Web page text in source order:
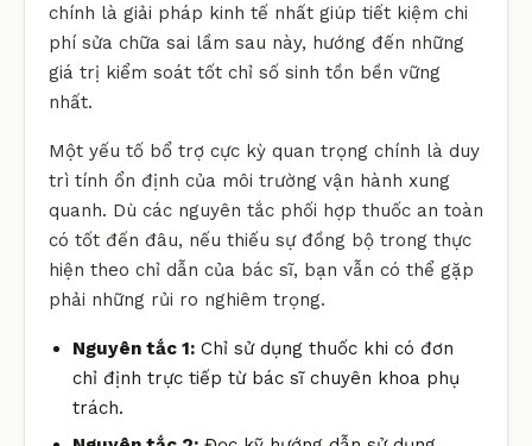
chính là giải pháp kinh tế nhất giúp tiết kiệm chi
phí sửa chữa sai lầm sau này, hướng đến những
giá trị kiểm soát tốt chỉ số sinh tồn bền vững
nhất.
Một yếu tố bổ trợ cực kỳ quan trọng chính là duy
trì tính ổn định của môi trường vận hành xung
quanh. Dù các nguyên tắc phối hợp thuốc an toàn
có tốt đến đâu, nếu thiếu sự đồng bộ trong thực
hiện theo chỉ dẫn của bác sĩ, bạn vẫn có thể gặp
phải những rủi ro nghiêm trọng.
Nguyên tắc 1: Chỉ sử dụng thuốc khi có đơn
chỉ định trực tiếp từ bác sĩ chuyên khoa phụ
trách.